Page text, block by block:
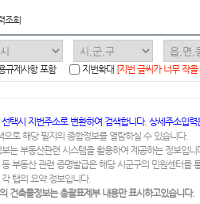
조회
규제사항 포함
지번확대 [지번 글씨가 너무 작
택시 지번주소로 변환하여 검색합니다. 상세주소입
으로 해당 필지의 종합정보를 열람하실 수 있습니다.
는 부동산관련 시스템을 활용하여 제공하는 정보입니
부동산 관련 증명발급은 해당 시군구의 민원센터를
탭의 요약 정보입니다.
건축물정보는 총괄표제부 내용만 표시하고있습니다.